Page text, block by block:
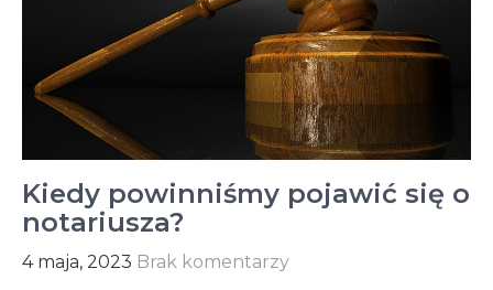
Kiedy powinniśmy pojawić się o
notariusza?
4 maja, 2023 Brak komentarzy